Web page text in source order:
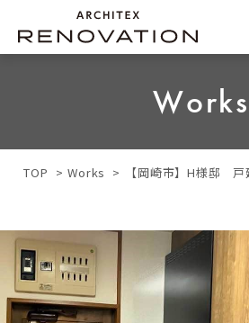
Works
TOP Works 【岡崎市】H様邸 戸